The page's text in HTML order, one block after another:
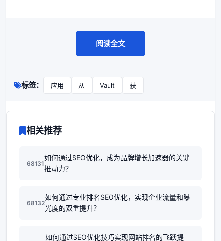
阅读全文
标签： 应用 从 Vault 获
相关推荐
68131
如何通过SEO优化，成为品牌增长加速器的关键
推动力？
68132
如何通过专业排名SEO优化，实现企业流量和曝
光度的双重提升？
如何通过SEO优化技巧实现网站排名的飞跃提